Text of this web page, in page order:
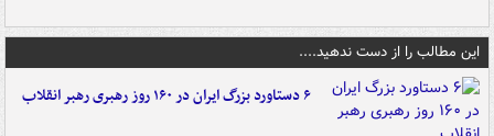
این مطالب را از دست ندهید....
۶ دستاورد بزرگ ایران در ۱۶۰ روز رهبری رهبر انقلاب